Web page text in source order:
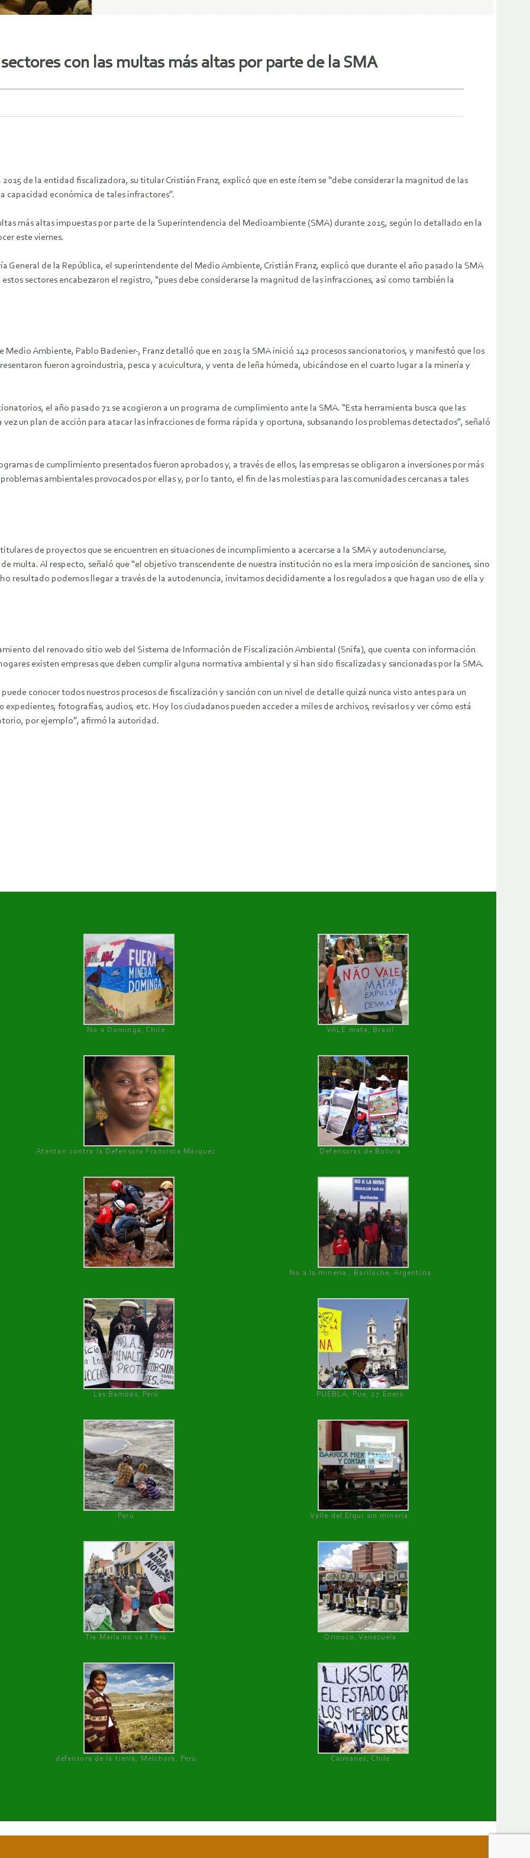
con las multas más altas por parte de la SMA
de la entidad fiscalizadora, su titular Cristián Franz, explicó que en este ítem se “debe considerar la magnitud de las
capacidad económica de tales infractores”.
más altas impuestas por parte de la Superintendencia del Medioambiente (SMA) durante 2015, según lo detallado en la
este viernes.
General de la República, el superintendente del Medio Ambiente, Cristián Franz, explicó que durante el año pasado la SMA
sectores encabezaron el registro, “pues debe considerarse la magnitud de las infracciones, así como también la
Medio Ambiente, Pablo Badenier-, Franz detalló que en 2015 la SMA inició 142 procesos sancionatorios, y manifestó que los
fueron agroindustria, pesca y acuicultura, y venta de leña húmeda, ubicándose en el cuarto lugar a la minería y
el año pasado 71 se acogieron a un programa de cumplimiento ante la SMA. “Esta herramienta busca que las
un plan de acción para atacar las infracciones de forma rápida y oportuna, subsanando los problemas detectados”, señaló
de cumplimiento presentados fueron aprobados y, a través de ellos, las empresas se obligaron a inversiones por más
ambientales provocados por ellas y, por lo tanto, el fin de las molestias para las comunidades cercanas a tales
de proyectos que se encuentren en situaciones de incumplimiento a acercarse a la SMA y autodenunciarse,
multa. Al respecto, señaló que “el objetivo transcendente de nuestra institución no es la mera imposición de sanciones, sino
resultado podemos llegar a través de la autodenuncia, invitamos decididamente a los regulados a que hagan uso de ella y
del renovado sitio web del Sistema de Información de Fiscalización Ambiental (Snifa), que cuenta con información
existen empresas que deben cumplir alguna normativa ambiental y si han sido fiscalizadas y sancionadas por la SMA.
conocer todos nuestros procesos de fiscalización y sanción con un nivel de detalle quizá nunca visto antes para un
expedientes, fotografías, audios, etc. Hoy los ciudadanos pueden acceder a miles de archivos, revisarlos y ver cómo está
por ejemplo”, afirmó la autoridad.
No a Dominga, Chile
VALE mata, Brasil
Atentan contra la Defensora Francisca Márquez Defensoras de Bolivia
No a la minería , Bariloche, Argentina
Las Bambas, Perú PUEBLA, Pue, 27 Enero
Perú Valle del Elqui sin minería.
Tía María no va ! Perú Orinoco, Venezuela
defensora de la tierra, Melchora, Perú Caimanes, Chile